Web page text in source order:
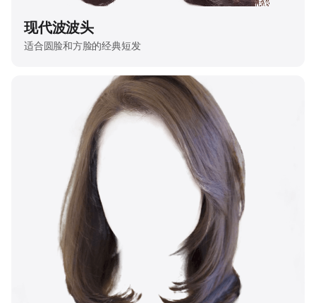
现代波波头
适合圆脸和方脸的经典短发